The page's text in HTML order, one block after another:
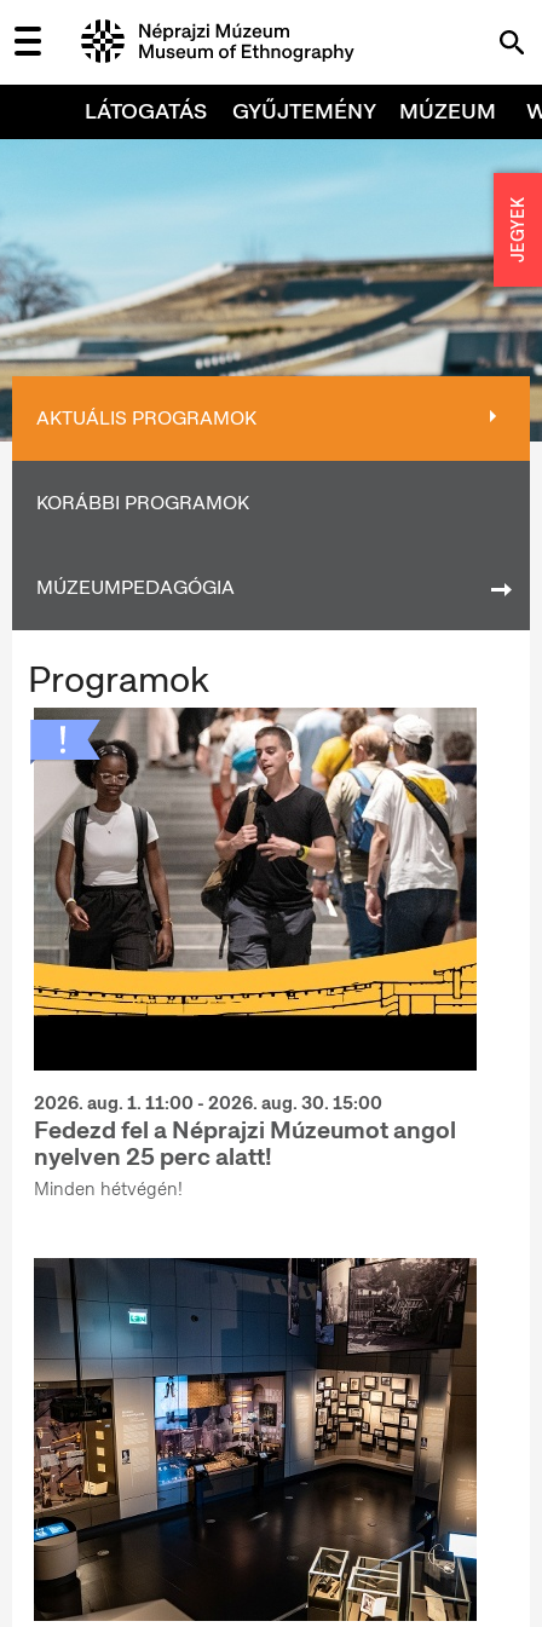
LÁTOGATÁS GYŰJTEMÉNY MÚZEUM
AKTUÁLIS PROGRAMOK
KORÁBBI PROGRAMOK
MÚZEUMPEDAGÓGIA
Programok
2026. aug. 1. 11:00 - 2026. aug. 30. 15:00
Fedezd fel a Néprajzi Múzeumot angol
nyelven 25 perc alatt!
Minden hétvégén!
JEGYEK